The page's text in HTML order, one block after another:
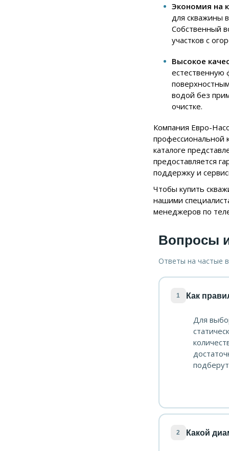
Экономия на
для скважины
Собственный
участков с
Высокое
естественную
водой без
очистке.
Компания Евро-
профессиональной
каталоге
предоставляется
поддержку и
Чтобы купить
нашими
менеджеров по
Вопросы
Ответы на частые
1 Как
Для
2 Какой